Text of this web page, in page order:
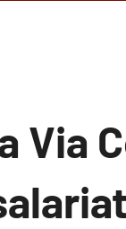
Via